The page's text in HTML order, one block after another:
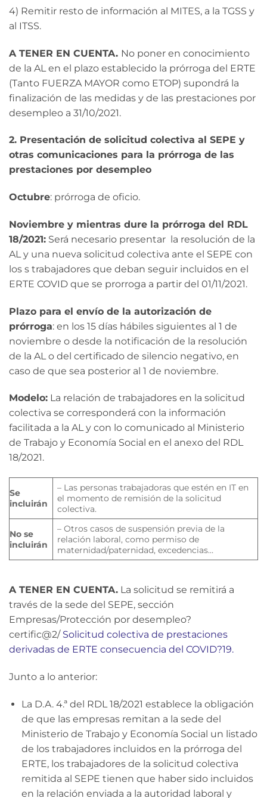
4) Remitir resto de información al MITES, a la TGSS y
al ITSS.
A TENER EN CUENTA. No poner en conocimiento
de la AL en el plazo establecido la prórroga del ERTE
(Tanto FUERZA MAYOR como ETOP) supondrá la
finalización de las medidas y de las prestaciones por
desempleo a 31/10/2021.
2. Presentación de solicitud colectiva al SEPE y
otras comunicaciones para la prórroga de las
prestaciones por desempleo
Octubre: prórroga de oficio.
Noviembre y mientras dure la prórroga del RDL
18/2021: Será necesario presentar la resolución de la
AL y una nueva solicitud colectiva ante el SEPE con
los s trabajadores que deban seguir incluidos en el
ERTE COVID que se prorroga a partir del 01/11/2021.
Plazo para el envío de la autorización de
prórroga: en los 15 días hábiles siguientes al 1 de
noviembre o desde la notificación de la resolución
de la AL o del certificado de silencio negativo, en
caso de que sea posterior al 1 de noviembre.
Modelo: La relación de trabajadores en la solicitud
colectiva se corresponderá con la información
facilitada a la AL y con lo comunicado al Ministerio
de Trabajo y Economía Social en el anexo del RDL
18/2021.
Se
incluirán
– Las personas trabajadoras que estén en IT en
el momento de remisión de la solicitud
colectiva.
No se
incluirán
– Otros casos de suspensión previa de la
relación laboral, como permiso de
maternidad/paternidad, excedencias…
A TENER EN CUENTA. La solicitud se remitirá a
través de la sede del SEPE, sección
Empresas/Protección por desempleo?
certific@2/ Solicitud colectiva de prestaciones
derivadas de ERTE consecuencia del COVID?19.
Junto a lo anterior:
La D.A. 4.ª del RDL 18/2021 establece la obligación
de que las empresas remitan a la sede del
Ministerio de Trabajo y Economía Social un listado
de los trabajadores incluidos en la prórroga del
ERTE, los trabajadores de la solicitud colectiva
remitida al SEPE tienen que haber sido incluidos
en la relación enviada a la autoridad laboral y